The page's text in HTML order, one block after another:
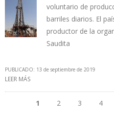
voluntario de
barriles diarios. El
productor de la
Saudita
PUBLICADO: 13 de septiembre de 2019
LEER MÁS
1 2 3 4